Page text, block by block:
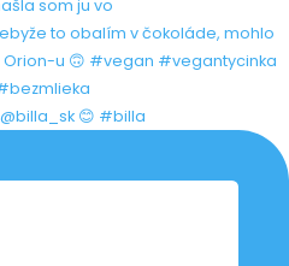
😊 #billa